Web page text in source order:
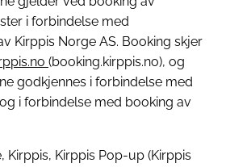
i forbindelse med
Kirppis Norge AS. Booking skjer
(booking.kirppis.no), og
godkjennes i forbindelse med
i forbindelse med booking av
Kirppis, Kirppis Pop-up (Kirppis